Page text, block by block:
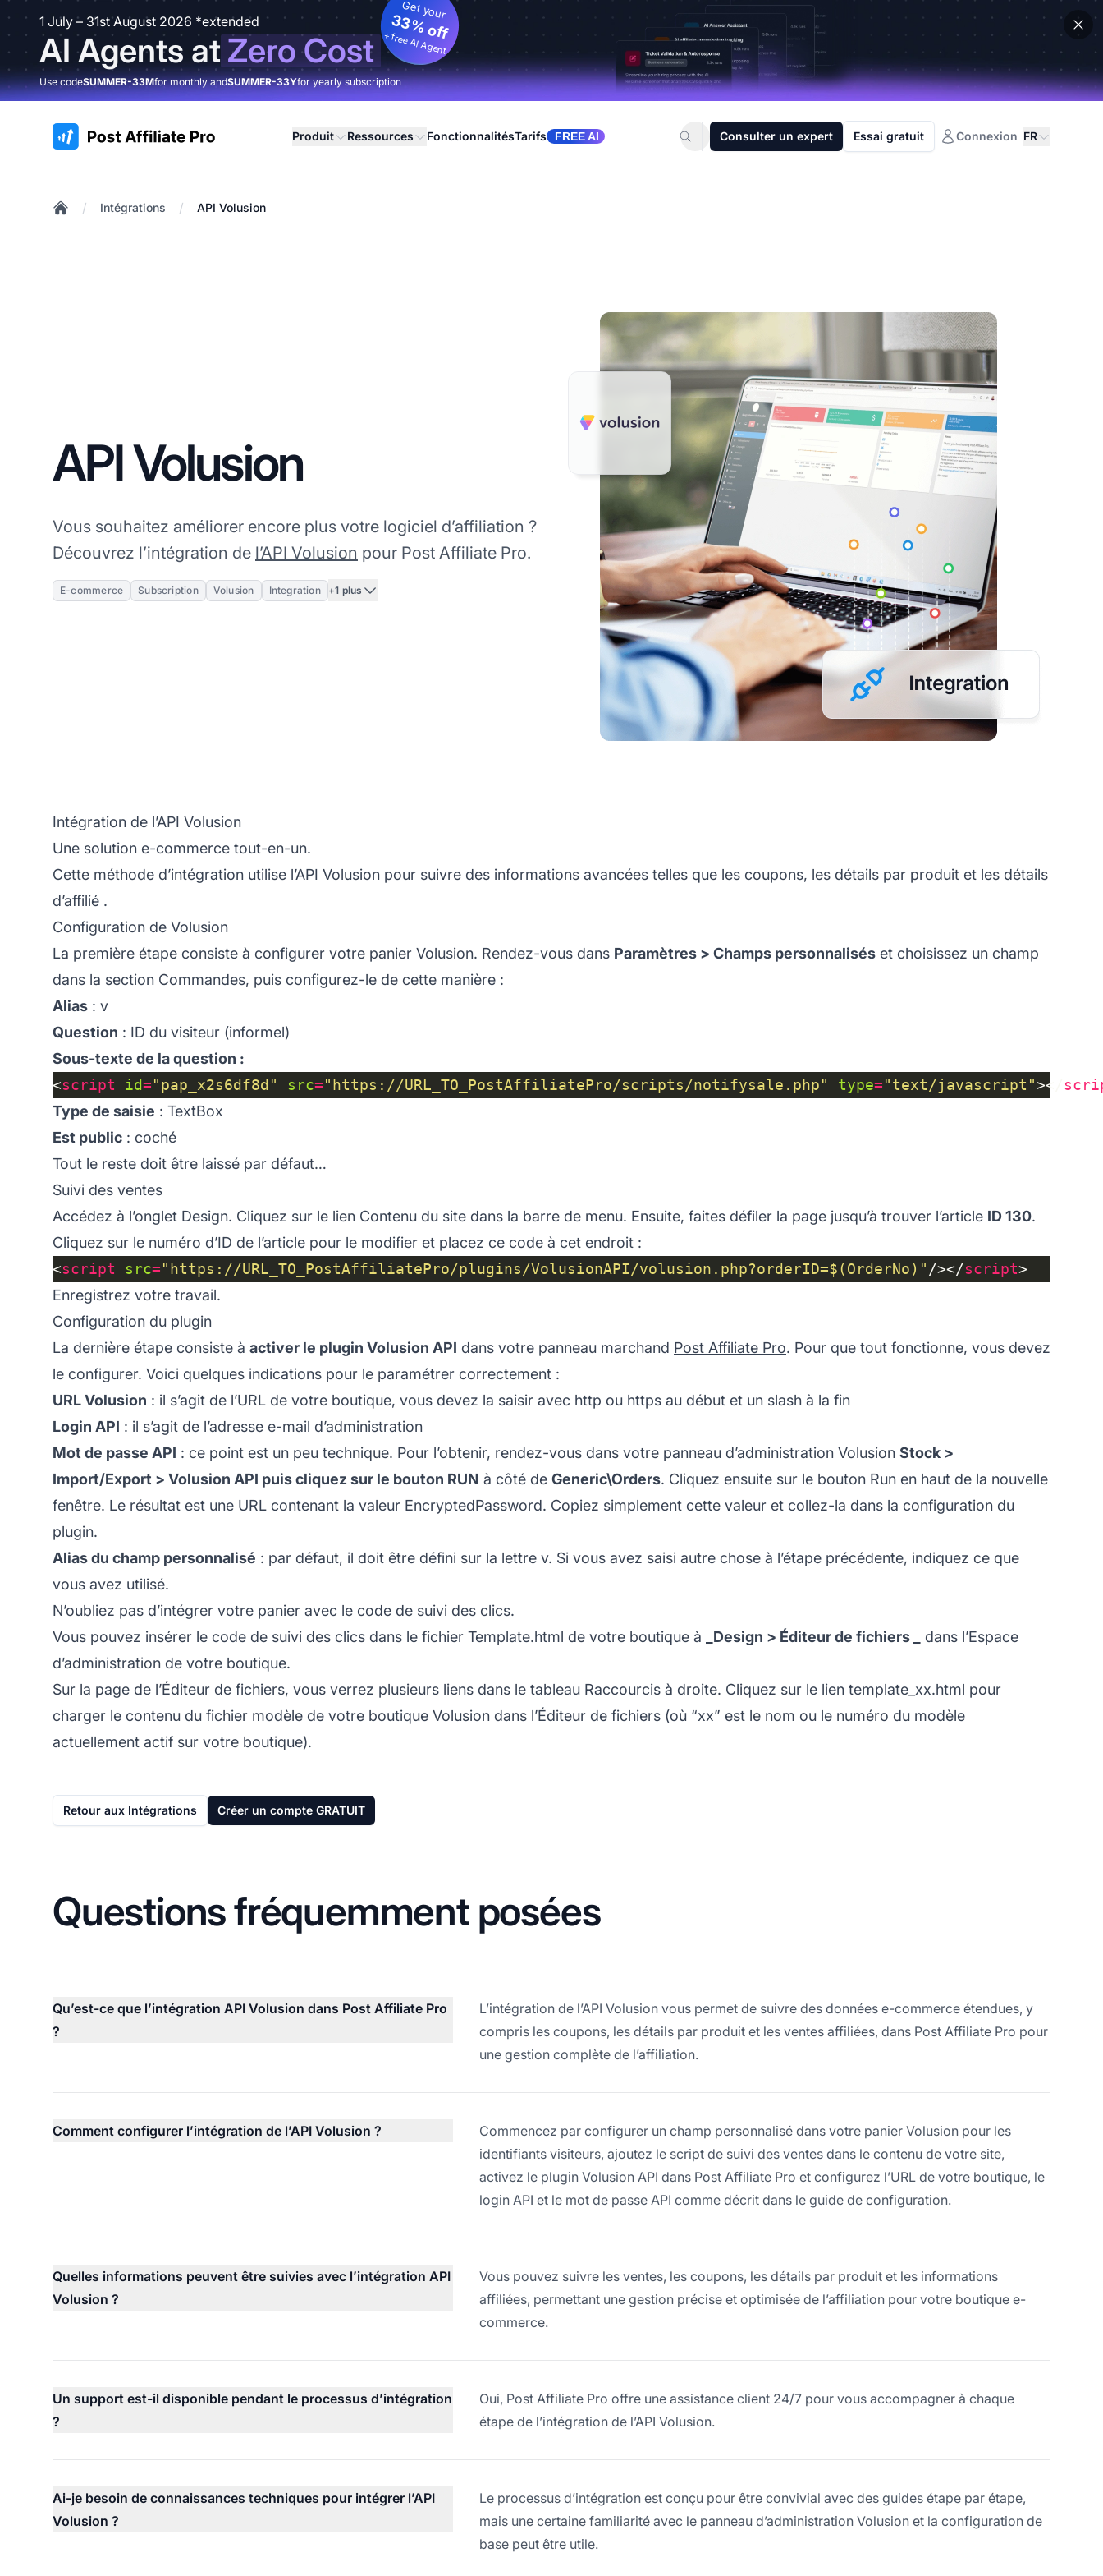
1 July – 31st August 2026 *extended
AI Agents atZero Cost
Get your
33% off
+ free AI Agent
Use codeSUMMER-33Mfor monthly andSUMMER-33Yfor yearly subscription
:site.title Produit Ressources FonctionnalitésTarifs FREE AI Consulter un expert Essai gratuit Connexion FR
/ Intégrations / API Volusion
API Volusion
Vous souhaitez améliorer encore plus votre logiciel d’affiliation ?
Découvrez l’intégration de l’API Volusion pour Post Affiliate Pro.
E-commerce Subscription Volusion Integration +1 plus
Intégration de l’API Volusion
Une solution e-commerce tout-en-un.
Cette méthode d’intégration utilise l’API Volusion pour suivre des informations avancées telles que les coupons, les détails par produit et les détails
d’affilié .
Configuration de Volusion
La première étape consiste à configurer votre panier Volusion. Rendez-vous dans Paramètres > Champs personnalisés et choisissez un champ
dans la section Commandes, puis configurez-le de cette manière :
Alias : v
Question : ID du visiteur (informel)
Sous-texte de la question :
<script id="pap_x2s6df8d" src="https://URL_TO_PostAffiliatePro/scripts/notifysale.php" type="text/javascript"></
Type de saisie : TextBox
Est public : coché
Tout le reste doit être laissé par défaut…
Suivi des ventes
Accédez à l’onglet Design. Cliquez sur le lien Contenu du site dans la barre de menu. Ensuite, faites défiler la page jusqu’à trouver l’article ID 130.
Cliquez sur le numéro d’ID de l’article pour le modifier et placez ce code à cet endroit :
<script src="https://URL_TO_PostAffiliatePro/plugins/VolusionAPI/volusion.php?orderID=$(OrderNo)" /></script
Enregistrez votre travail.
Configuration du plugin
La dernière étape consiste à activer le plugin Volusion API dans votre panneau marchand Post Affiliate Pro. Pour que tout fonctionne, vous devez
le configurer. Voici quelques indications pour le paramétrer correctement :
URL Volusion : il s’agit de l’URL de votre boutique, vous devez la saisir avec http ou https au début et un slash à la fin
Login API : il s’agit de l’adresse e-mail d’administration
Mot de passe API : ce point est un peu technique. Pour l’obtenir, rendez-vous dans votre panneau d’administration Volusion Stock >
Import/Export > Volusion API puis cliquez sur le bouton RUN à côté de Generic\Orders. Cliquez ensuite sur le bouton Run en haut de la nouvelle
fenêtre. Le résultat est une URL contenant la valeur EncryptedPassword. Copiez simplement cette valeur et collez-la dans la configuration du
plugin.
Alias du champ personnalisé : par défaut, il doit être défini sur la lettre v. Si vous avez saisi autre chose à l’étape précédente, indiquez ce que
vous avez utilisé.
N’oubliez pas d’intégrer votre panier avec le code de suivi des clics.
Vous pouvez insérer le code de suivi des clics dans le fichier Template.html de votre boutique à
_Design > Éditeur de fichiers _
dans l’Espace
d’administration de votre boutique.
Sur la page de l’Éditeur de fichiers, vous verrez plusieurs liens dans le tableau Raccourcis à droite. Cliquez sur le lien template_xx.html pour
charger le contenu du fichier modèle de votre boutique Volusion dans l’Éditeur de fichiers (où “xx” est le nom ou le numéro du modèle
actuellement actif sur votre boutique).
Retour aux Intégrations Créer un compte GRATUIT
Questions fréquemment posées
Qu’est-ce que l’intégration API Volusion dans Post Affiliate Pro
?
L’intégration de l’API Volusion vous permet de suivre des données e-commerce étendues, y
compris les coupons, les détails par produit et les ventes affiliées, dans Post Affiliate Pro pour
une gestion complète de l’affiliation.
Comment configurer l’intégration de l’API Volusion ?
Commencez par configurer un champ personnalisé dans votre panier Volusion pour les
identifiants visiteurs, ajoutez le script de suivi des ventes dans le contenu de votre site,
activez le plugin Volusion API dans Post Affiliate Pro et configurez l’URL de votre boutique, le
login API et le mot de passe API comme décrit dans le guide de configuration.
Quelles informations peuvent être suivies avec l’intégration API
Volusion ?
Vous pouvez suivre les ventes, les coupons, les détails par produit et les informations
affiliées, permettant une gestion précise et optimisée de l’affiliation pour votre boutique e-
commerce.
Un support est-il disponible pendant le processus d’intégration
?
Oui, Post Affiliate Pro offre une assistance client 24/7 pour vous accompagner à chaque
étape de l’intégration de l’API Volusion.
Ai-je besoin de connaissances techniques pour intégrer l’API
Volusion ?
Le processus d’intégration est conçu pour être convivial avec des guides étape par étape,
mais une certaine familiarité avec le panneau d’administration Volusion et la configuration de
base peut être utile.